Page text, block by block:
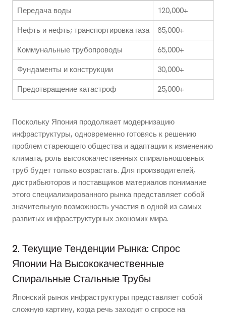
Передача воды
120,000+
Нефть и нефть; транспортировка газа
85,000+
Коммунальные трубопроводы
65,000+
Фундаменты и конструкции
30,000+
Предотвращение катастроф
25,000+
Поскольку Япония продолжает модернизацию
инфраструктуры, одновременно готовясь к решению
проблем стареющего общества и адаптации к изменению
климата, роль высококачественных спиральношовных
труб будет только возрастать. Для производителей,
дистрибьюторов и поставщиков материалов понимание
этого специализированного рынка представляет собой
значительную возможность участия в одной из самых
развитых инфраструктурных экономик мира.
2. Текущие Тенденции Рынка: Спрос
Японии На Высококачественные
Спиральные Стальные Трубы
Японский рынок инфраструктуры представляет собой
сложную картину, когда речь заходит о спросе на